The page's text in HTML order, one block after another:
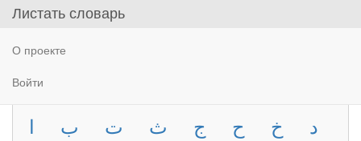
Листать словарь
О проекте
Войти
ا ب ت ث ج ح خ
د